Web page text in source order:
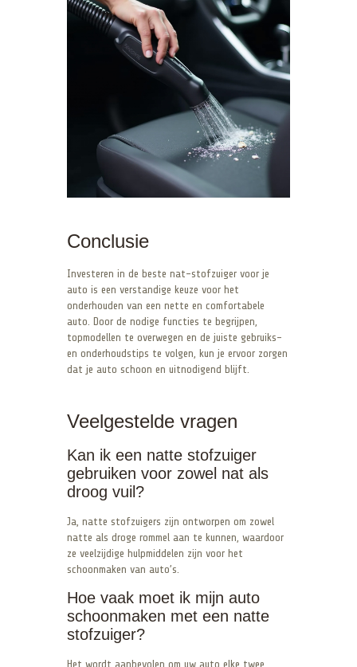
Conclusie
Investeren in de beste nat-stofzuiger voor je
auto is een verstandige keuze voor het
onderhouden van een nette en comfortabele
auto. Door de nodige functies te begrijpen,
topmodellen te overwegen en de juiste gebruiks-
en onderhoudstips te volgen, kun je ervoor zorgen
dat je auto schoon en uitnodigend blijft.
Veelgestelde vragen
Kan ik een natte stofzuiger
gebruiken voor zowel nat als
droog vuil?
Ja, natte stofzuigers zijn ontworpen om zowel
natte als droge rommel aan te kunnen, waardoor
ze veelzijdige hulpmiddelen zijn voor het
schoonmaken van auto’s.
Hoe vaak moet ik mijn auto
schoonmaken met een natte
stofzuiger?
Het wordt aanbevolen om uw auto elke twee